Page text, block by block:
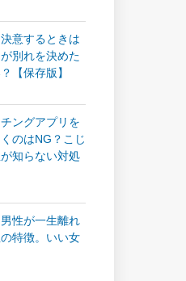
意するときは
別れを決めた
【保存版】
ングアプリを
のはNG？こじ
知らない対処
性が一生離れ
特徴。いい女